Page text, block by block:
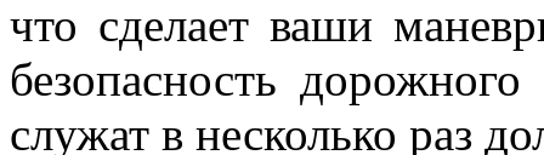
что сделает ваши
безопасность
служат в несколько раз